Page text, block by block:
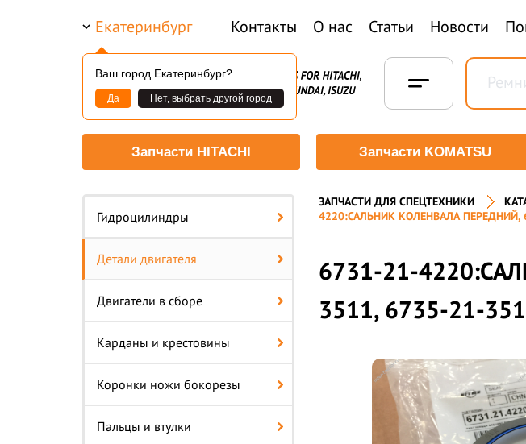
Екатеринбург
Ваш город Екатеринбург?
Да Нет, выбрать другой город
Контакты О нас Статьи Новости
Запчасти HITACHI Запчасти KOMATSU
Гидроцилиндры
Детали двигателя
Двигатели в сборе
Карданы и крестовины
Коронки ножи бокорезы
Пальцы и втулки
ЗАПЧАСТИ ДЛЯ СПЕЦТЕХНИКИ
4220:САЛЬНИК КОЛЕНВАЛА ПЕРЕДНИЙ,
6731-21-
3511, 6735-21-